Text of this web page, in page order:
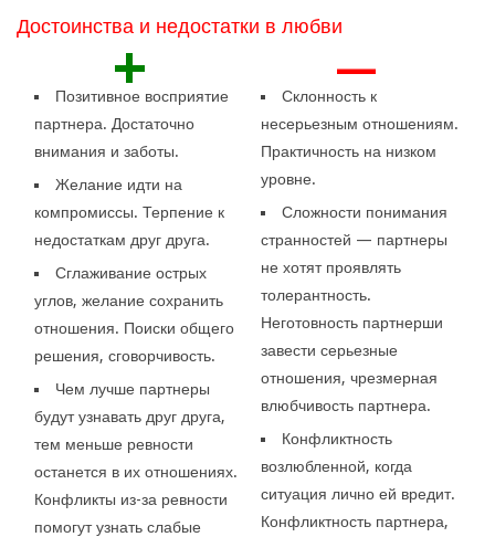
Достоинства и недостатки в любви
+
Позитивное восприятие
партнера. Достаточно
внимания и заботы.
Желание идти на
компромиссы. Терпение к
недостаткам друг друга.
Сглаживание острых
углов, желание сохранить
отношения. Поиски общего
решения, сговорчивость.
Чем лучше партнеры
будут узнавать друг друга,
тем меньше ревности
останется в их отношениях.
Конфликты из-за ревности
помогут узнать слабые
—
Склонность к
несерьезным отношениям.
Практичность на низком
уровне.
Сложности понимания
странностей — партнеры
не хотят проявлять
толерантность.
Неготовность партнерши
завести серьезные
отношения, чрезмерная
влюбчивость партнера.
Конфликтность
возлюбленной, когда
ситуация лично ей вредит.
Конфликтность партнера,